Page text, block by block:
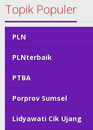
Topik Populer
PLN
PLNterbaik
PTBA
Porprov Sumsel
Lidyawati Cik Ujang